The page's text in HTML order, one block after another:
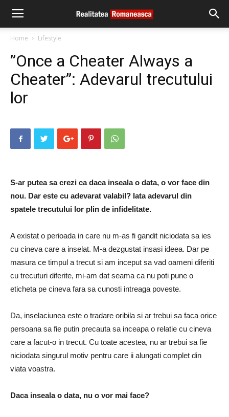
Home Lifestyle
”Once a Cheater Always a
Cheater”: Adevarul trecutului
lor
S-ar putea sa crezi ca daca inseala o data, o vor face din
nou. Dar este cu adevarat valabil? Iata adevarul din
spatele trecutului lor plin de infidelitate.
A existat o perioada in care nu m-as fi gandit niciodata sa ies
cu cineva care a inselat. M-a dezgustat insasi ideea. Dar pe
masura ce timpul a trecut si am inceput sa vad oameni diferiti
cu trecuturi diferite, mi-am dat seama ca nu poti pune o
eticheta pe cineva fara sa cunosti intreaga poveste.
Da, inselaciunea este o tradare oribila si ar trebui sa faca orice
persoana sa fie putin precauta sa inceapa o relatie cu cineva
care a facut-o in trecut. Cu toate acestea, nu ar trebui sa fie
niciodata singurul motiv pentru care ii alungati complet din
viata voastra.
Daca inseala o data, nu o vor mai face?